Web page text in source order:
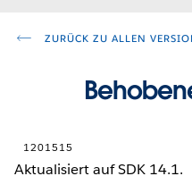
ZURÜCK ZU ALLEN
1201515
Aktualisiert auf SDK 14.1.